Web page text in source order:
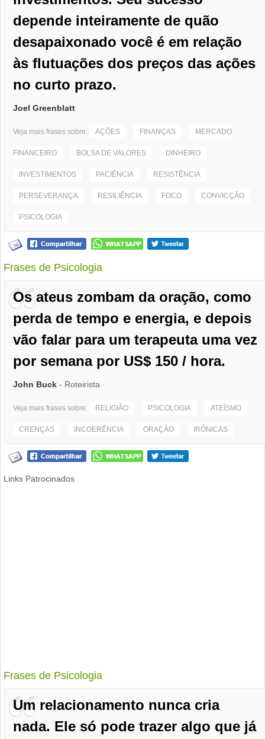
depende inteiramente de quão
desapaixonado você é em relação
às flutuações dos preços das ações
no curto prazo.
Joel Greenblatt
Veja mais frases sobre: AÇÕES FINANÇAS MERCADO
FINANCEIRO BOLSA DE VALORES DINHEIRO
INVESTIMENTOS PACIÊNCIA RESISTÊNCIA
PERSEVERANÇA RESILIÊNCIA FOCO CONVICÇÃO
PSICOLOGIA
Frases de Psicologia
Os ateus zombam da oração, como
perda de tempo e energia, e depois
vão falar para um terapeuta uma vez
por semana por US$ 150 / hora.
John Buck - Roteirista
Veja mais frases sobre: RELIGIÃO PSICOLOGIA ATEÍSMO
CRENÇAS INCOERÊNCIA ORAÇÃO IRÔNICAS
Links Patrocinados
Frases de Psicologia
Um relacionamento nunca cria
nada. Ele só pode trazer algo que já